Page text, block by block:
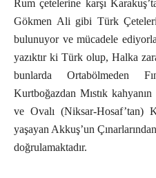
Rum çetelerine karşı
Gökmen Ali gibi Türk
bulunuyor ve mücadele
yazıktır ki Türk olup, Halka
bunlarda Ortabölmeden
Kurtboğazdan Mıstık
ve Ovalı (Niksar-Hosaf’tan)
yaşayan Akkuş’un
doğrulamaktadır.